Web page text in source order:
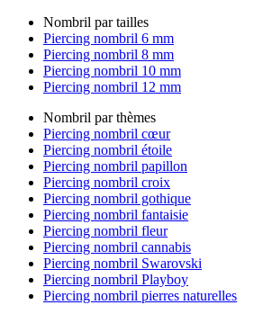
Nombril par tailles
Piercing nombril 6 mm
Piercing nombril 8 mm
Piercing nombril 10 mm
Piercing nombril 12 mm
Nombril par thèmes
Piercing nombril cœur
Piercing nombril étoile
Piercing nombril papillon
Piercing nombril croix
Piercing nombril gothique
Piercing nombril fantaisie
Piercing nombril fleur
Piercing nombril cannabis
Piercing nombril Swarovski
Piercing nombril Playboy
Piercing nombril pierres naturelles